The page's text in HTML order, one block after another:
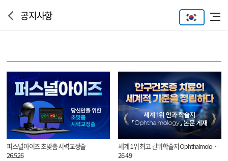
공지사항
퍼스널아이즈 초맞춤 시력교정술
26.5.26
세계 1위 최고 권위학술지 Ophthalmology 논문 게재
26.4.9